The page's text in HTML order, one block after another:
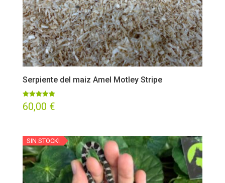
Serpiente del maiz Amel Motley Stripe
Valorado
con
60,00 €
SIN STOCK!